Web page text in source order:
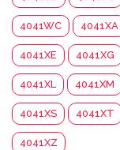
4041WC 4041XA
4041XE 4041XG
4041XL 4041XM
4041XS 4041XT
4041XZ